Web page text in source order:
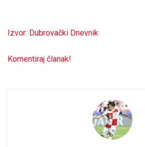
Izvor: Dubrovački Dnevnik
Komentiraj članak!